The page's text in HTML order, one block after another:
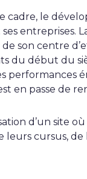
cadre, le
entreprises.
de son centre
du début du
performances
en passe de
d’un site
cursus, de